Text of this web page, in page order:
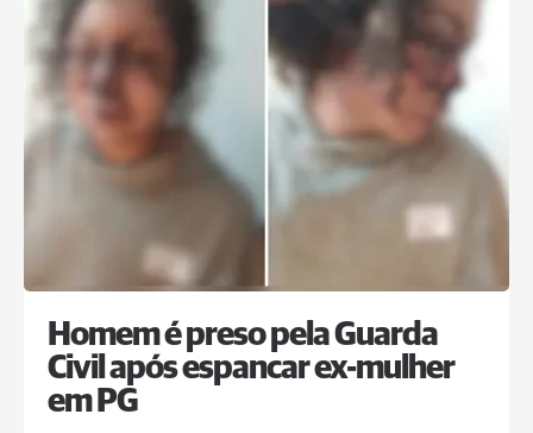
Homem é preso pela Guarda
Civil após espancar ex-mulher
em PG